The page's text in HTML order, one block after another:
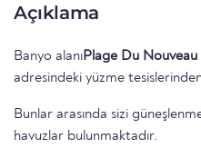
Açıklama
Banyo alanıPlage Du
adresindeki yüzme
Bunlar arasında sizi
havuzlar bulunmaktadır.